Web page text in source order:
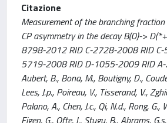
Citazione
Measurement of the branching
CP asymmetry in the decay B(0)->
8798-2012 RID C-2728-2008 RID
5719-2008 RID D-1055-2009 RID
Aubert, B., Bona, M., Boutigny, D.,
Lees, J.p., Poireau, V., Tisserand, V.,
Palano, A., Chen, J.c., Qi, N.d., Rong, G.,
Eigen, G., Ofte, I., Stugu, B., Abrams,